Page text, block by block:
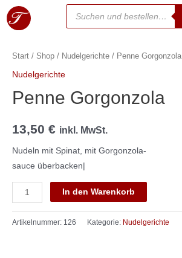
Essen bestellen
Warenkorb
Kontakt
Über uns
Jetzt Anrufen
Start / Shop / Nudelgerichte / Penne Gorgonzola
Nudelgerichte
Penne Gorgonzola
13,50 € inkl. MwSt.
Nudeln mit Spinat, mit Gorgonzola-
sauce überbacken|
In den Warenkorb
Artikelnummer: 126 Kategorie: Nudelgerichte